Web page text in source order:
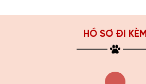
HỒ SƠ ĐI KÈM